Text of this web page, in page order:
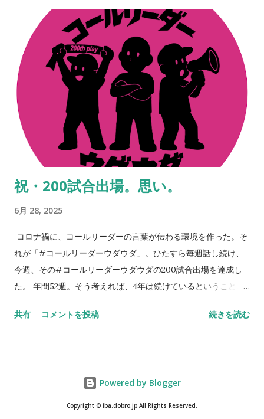
う。 ステッカーの画像をSNSでアップしてくれているのを見
る。ふと胸が熱くなる。やってきたことや、やり続けてきたこ
との全てが、正しいものではないことも重々理解をしているつ
もりだ。 だけどそれらは、決して間違ってもいなかったのだな
とも思えて、人間的なつながりに感謝してしまう日々。その輪
がここまで大きくなり、そしてここからも更に大きくなってい
くはずだ。 だから、続けられるだけ続けよう。昔ある人に言わ
れた言葉。「『継続は力なり』とか言うがあれは嘘や。ほんま
は『共に継続する仲間がいることは力なり』なんや」。これ、
まさに本質。 ※ステッカーはイバのところにも若干あるので、
もし手に入らなかった方は、スタジアムやお店などで見かけた
りますよね。 NEVER STOP,NEVER GIVE UP
祝・200試合出場。思い。
6月 28, 2025
コロナ禍に、コールリーダーの言葉が伝わる環境を作った。そ
れが「#コールリーダーウダウダ」。ひたすら毎週話し続け、
今週、その#コールリーダーウダウダの200試合出場を達成し
た。 年間52週。そう考えれば、4年は続けているということ。
つつある。いや、忘れてはいけない。決して忘れてはいけない
思い。 「#コールリーダーウダウダ」をやっているとよくわか
る。セレッソ大阪のコールリーダーは、多くのものが継承され
共有 コメントを投稿 続きを読む
Powered by Blogger
Copyright © iba.dobro.jp All Rights Reserved.